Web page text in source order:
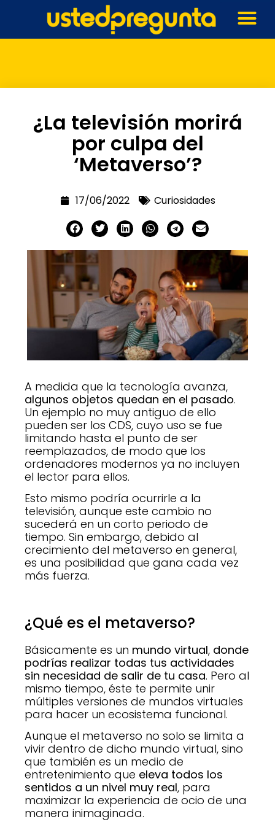
¿La televisión morirá
por culpa del
‘Metaverso’?
17/06/2022 Curiosidades
A medida que la tecnología avanza,
algunos objetos quedan en el pasado.
Un ejemplo no muy antiguo de ello
pueden ser los CDS, cuyo uso se fue
limitando hasta el punto de ser
reemplazados, de modo que los
ordenadores modernos ya no incluyen
el lector para ellos.
Esto mismo podría ocurrirle a la
televisión, aunque este cambio no
sucederá en un corto periodo de
tiempo. Sin embargo, debido al
crecimiento del metaverso en general,
es una posibilidad que gana cada vez
más fuerza.
¿Qué es el metaverso?
Básicamente es un mundo virtual, donde
podrías realizar todas tus actividades
sin necesidad de salir de tu casa. Pero al
mismo tiempo, éste te permite unir
múltiples versiones de mundos virtuales
para hacer un ecosistema funcional.
Aunque el metaverso no solo se limita a
vivir dentro de dicho mundo virtual, sino
que también es un medio de
entretenimiento que eleva todos los
sentidos a un nivel muy real, para
maximizar la experiencia de ocio de una
manera inimaginada.